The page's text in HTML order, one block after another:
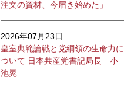
注文の資材、今届き始めた」
2026年07月23日
皇室典範論戦と党綱領の生命力に
ついて 日本共産党書記局長 小
池晃